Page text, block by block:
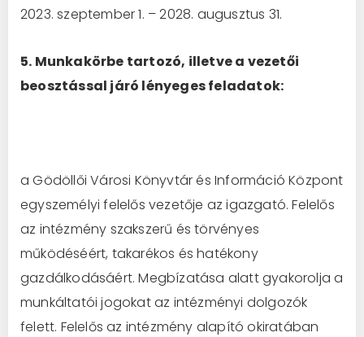
2023. szeptember 1. – 2028. augusztus 31.
5. Munkakörbe tartozó, illetve a vezetői
beosztással járó lényeges feladatok:
a Gödöllői Városi Könyvtár és Információ Központ
egyszemélyi felelős vezetője az igazgató. Felelős
az intézmény szakszerű és törvényes
működéséért, takarékos és hatékony
gazdálkodásáért. Megbízatása alatt gyakorolja a
munkáltatói jogokat az intézményi dolgozók
felett. Felelős az intézmény alapító okiratában